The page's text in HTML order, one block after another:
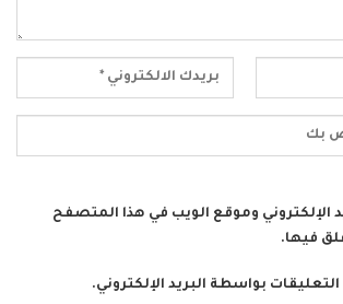
الإلكتروني وموقع الويب في هذا المتصفح
فيها.
بواسطة البريد الإلكتروني.